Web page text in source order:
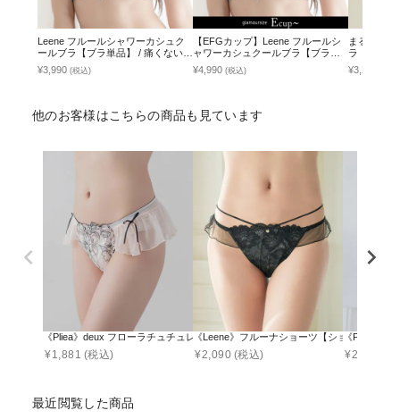
Leene フルールシャワーカシュク
ールブラ【ブラ単品】 / 痛くない脇
高谷間ブラ
¥3,990 (税込)
【EFGカップ】Leene フルールシ
ャワーカシュクールブラ【ブラ単
品】 / 痛くない脇高谷間ブラ
¥4,990 (税込)
まるごと
ラ「ラク
なし
¥3,231
他のお客様はこちらの商品も見ています
《Pliea》deux フローラチュチュレースバックショーツ【ショーツ単品】
¥1,881 (税込)
《Leene》フルーナショーツ【ショーツ単品】
¥2,090 (税込)
《Pliea》
¥2,090
最近閲覧した商品